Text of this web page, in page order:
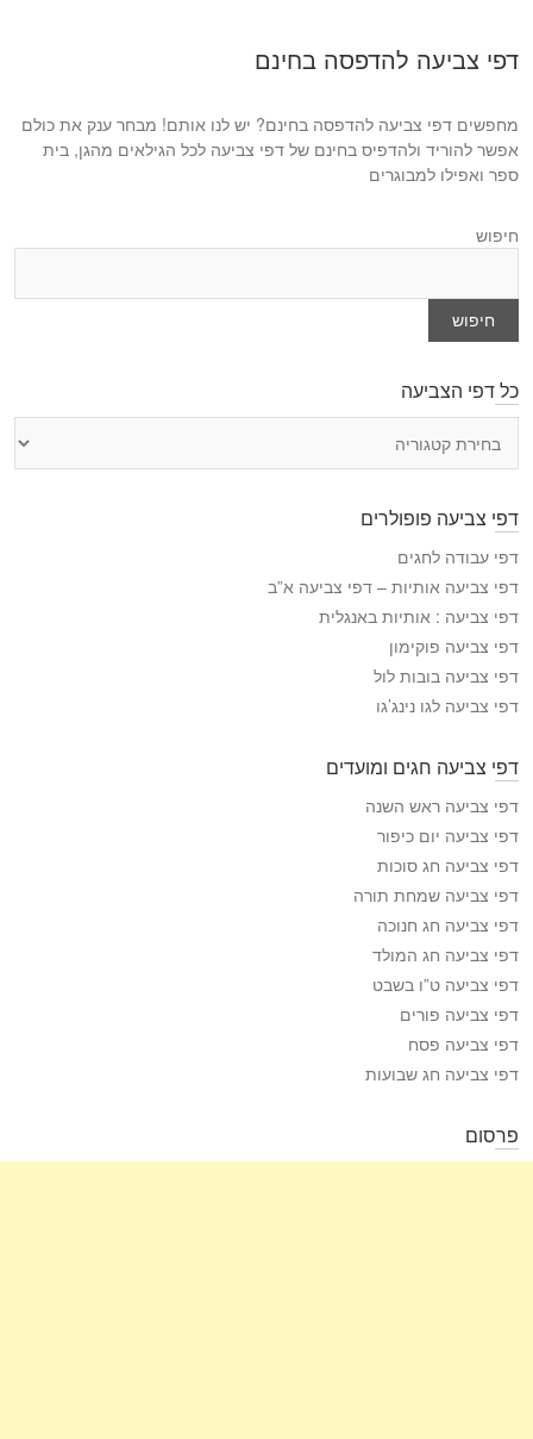
דפי צביעה להדפסה בחינם
מחפשים דפי צביעה להדפסה בחינם? יש לנו אותם! מבחר ענק את כולם
אפשר להוריד ולהדפיס בחינם של דפי צביעה לכל הגילאים מהגן, בית
ספר ואפילו למבוגרים
חיפוש
חיפוש
כל דפי הצביעה
י
ה
צ
י
ע
ה
דפי צביעה פופולרים
דפי עבודה לחגים
דפי צביעה אותיות – דפי צביעה א”ב
דפי צביעה : אותיות באנגלית
דפי צביעה פוקימון
דפי צביעה בובות לול
דפי צביעה לגו נינג’גו
דפי צביעה חגים ומועדים
דפי צביעה ראש השנה
דפי צביעה יום כיפור
דפי צביעה חג סוכות
דפי צביעה שמחת תורה
דפי צביעה חג חנוכה
דפי צביעה חג המולד
דפי צביעה ט”ו בשבט
דפי צביעה פורים
דפי צביעה פסח
דפי צביעה חג שבועות
פרסום